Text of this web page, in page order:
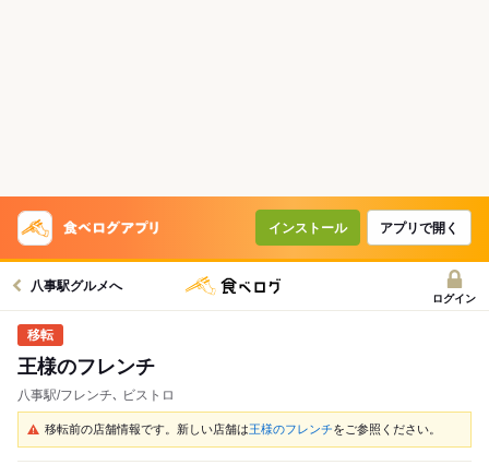
インストール アプリで開く
八事駅グルメへ
ログイン
王様のフレンチ
八事駅/フレンチ､ ビストロ
移転前の店舗情報です。新しい店舗は王様のフレンチをご参照ください。